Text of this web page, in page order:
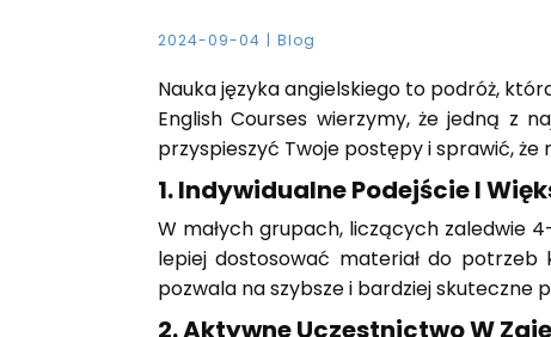
2024-09-04 Blog
Nauka języka angielskiego to podróż,
English Courses wierzymy, że jedną z
przyspieszyć Twoje postępy i sprawić,
1.Indywidualne Podejście I
W małych grupach, liczących zaledwie
lepiej dostosować materiał do
pozwala na szybsze i bardziej skuteczne
2.Aktywne Uczestnictwo W